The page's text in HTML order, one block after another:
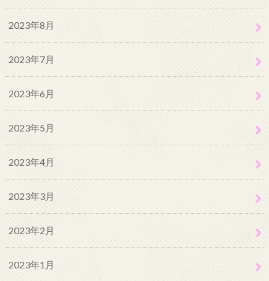
2023年8月
2023年7月
2023年6月
2023年5月
2023年4月
2023年3月
2023年2月
2023年1月